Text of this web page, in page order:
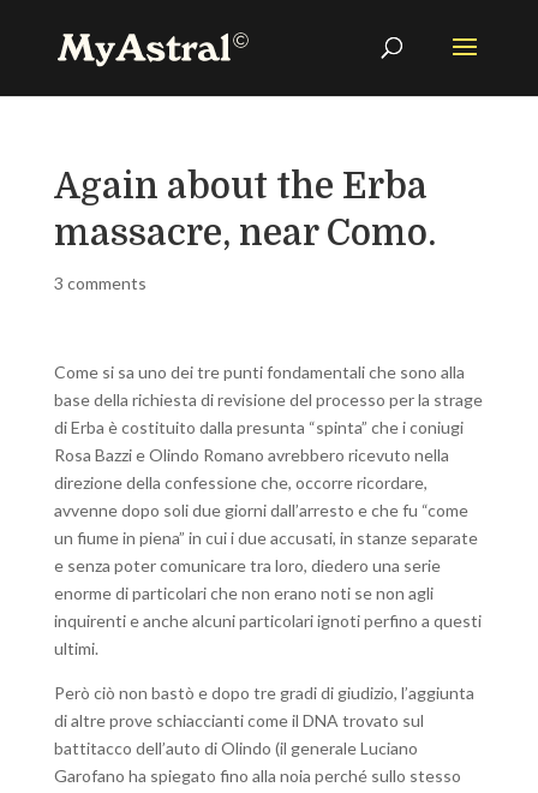
Again about the Erba
massacre, near Como.
3 comments
Come si sa uno dei tre punti fondamentali che sono alla
base della richiesta di revisione del processo per la strage
di Erba è costituito dalla presunta “spinta” che i coniugi
Rosa Bazzi e Olindo Romano avrebbero ricevuto nella
direzione della confessione che, occorre ricordare,
avvenne dopo soli due giorni dall’arresto e che fu “come
un fiume in piena” in cui i due accusati, in stanze separate
e senza poter comunicare tra loro, diedero una serie
enorme di particolari che non erano noti se non agli
inquirenti e anche alcuni particolari ignoti perfino a questi
ultimi.
Però ciò non bastò e dopo tre gradi di giudizio, l’aggiunta
di altre prove schiaccianti come il DNA trovato sul
battitacco dell’auto di Olindo (il generale Luciano
Garofano ha spiegato fino alla noia perché sullo stesso